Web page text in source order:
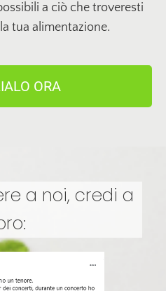
a ciò che troveresti
tua alimentazione.
ORA
a noi, credi a